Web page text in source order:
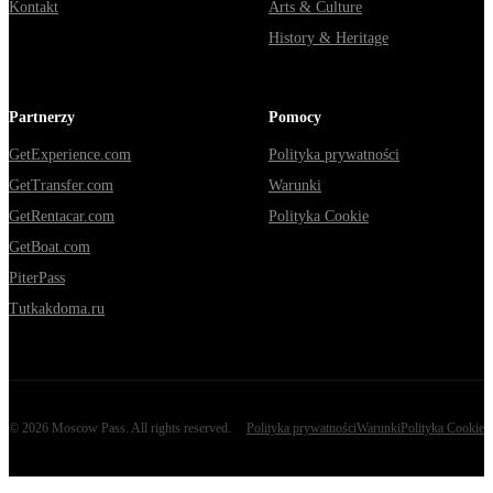
Kontakt
Arts & Culture
History & Heritage
Partnerzy
GetExperience.com
GetTransfer.com
GetRentacar.com
GetBoat.com
PiterPass
Tutkakdoma.ru
Pomocy
Polityka prywatności
Warunki
Polityka Cookie
© 2026 Moscow Pass . All rights reserved. Polityka prywatnościWarunkiPolityka Cookie